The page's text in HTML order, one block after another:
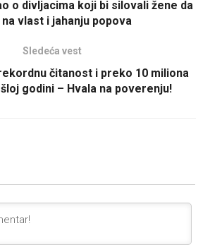
o divljacima koji bi silovali žene da
vlast i jahanju popova
Sledeća vest
čitanost i preko 10 miliona
godini – Hvala na poverenju!